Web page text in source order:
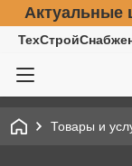
Актуальные
Товары и